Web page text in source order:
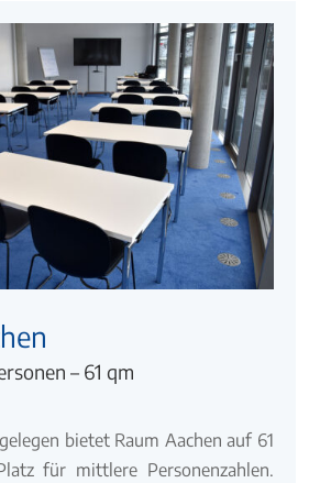
– 61 qm
bietet Raum Aachen auf 61
für mittlere Personenzahlen.